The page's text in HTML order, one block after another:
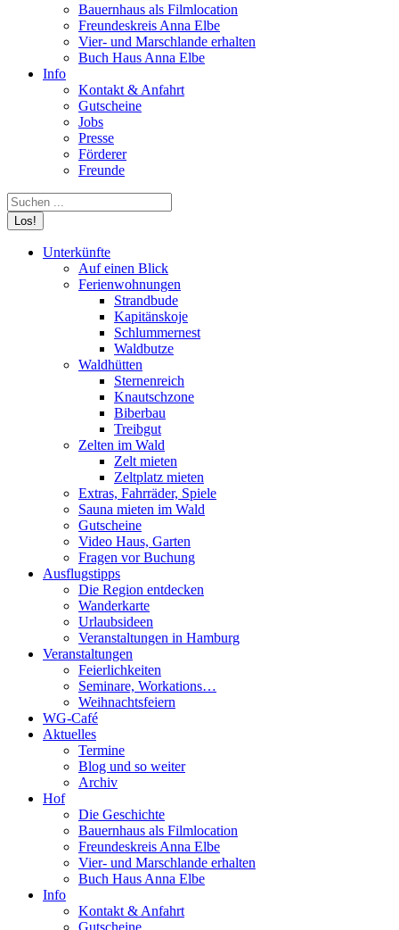
Bauernhaus als Filmlocation
Freundeskreis Anna Elbe
Vier- und Marschlande erhalten
Buch Haus Anna Elbe
Info
Kontakt & Anfahrt
Gutscheine
Jobs
Presse
Förderer
Freunde
Search:
Unterkünfte
Auf einen Blick
Ferienwohnungen
Strandbude
Kapitänskoje
Schlummernest
Waldbutze
Waldhütten
Sternenreich
Knautschzone
Biberbau
Treibgut
Zelten im Wald
Zelt mieten
Zeltplatz mieten
Extras, Fahrräder, Spiele
Sauna mieten im Wald
Gutscheine
Video Haus, Garten
Fragen vor Buchung
Ausflugstipps
Die Region entdecken
Wanderkarte
Urlaubsideen
Veranstaltungen in Hamburg
Veranstaltungen
Feierlichkeiten
Seminare, Workations…
Weihnachtsfeiern
WG-Café
Aktuelles
Termine
Blog und so weiter
Archiv
Hof
Die Geschichte
Bauernhaus als Filmlocation
Freundeskreis Anna Elbe
Vier- und Marschlande erhalten
Buch Haus Anna Elbe
Info
Kontakt & Anfahrt
Gutscheine